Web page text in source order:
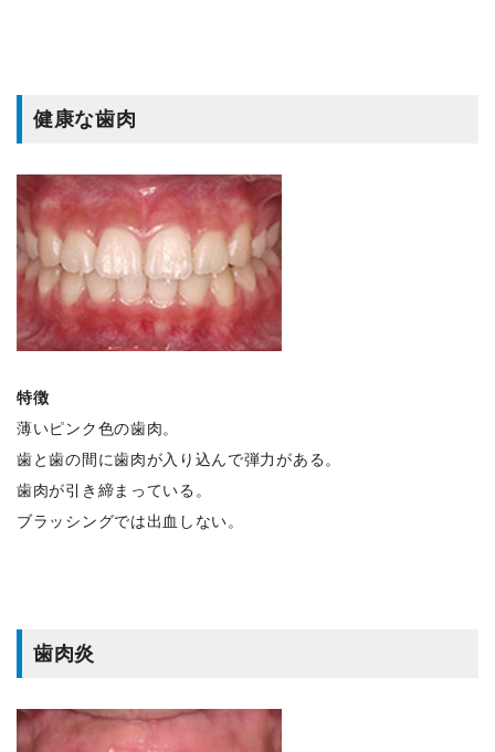
健康な歯肉
特徴
薄いピンク色の歯肉。
歯と歯の間に歯肉が入り込んで弾力がある。
歯肉が引き締まっている。
ブラッシングでは出血しない。
歯肉炎